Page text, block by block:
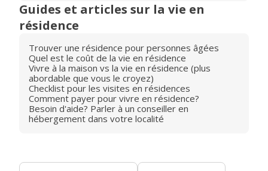
Guides et articles sur la vie en
résidence
Trouver une résidence pour personnes âgées
Quel est le coût de la vie en résidence
Vivre à la maison vs la vie en résidence (plus
abordable que vous le croyez)
Checklist pour les visites en résidences
Comment payer pour vivre en résidence?
Besoin d'aide? Parler à un conseiller en
hébergement dans votre localité